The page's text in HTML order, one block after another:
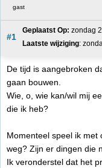
gast
#1
Geplaatst Op: zondag
Laatste wijziging:
De tijd is aangebroken
gaan bouwen.
Wie, o, wie kan/wil mij
die ik heb?
Momenteel speel ik met
weg? Zijn er dingen die
Ik veronderstel dat het